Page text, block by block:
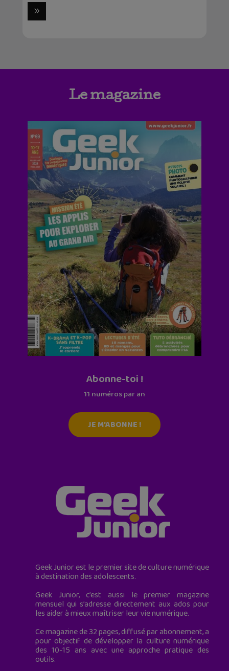
Le magazine
Abonne-toi !
11 numéros par an
JE M'ABONNE !
Geek Junior est le premier site de culture numérique
à destination des adolescents.
Geek Junior, c’est aussi le premier magazine
mensuel qui s’adresse directement aux ados pour
les aider à mieux maîtriser leur vie numérique.
Ce magazine de 32 pages, diffusé par abonnement, a
pour objectif de développer la culture numérique
des 10-15 ans avec une approche pratique des
outils.